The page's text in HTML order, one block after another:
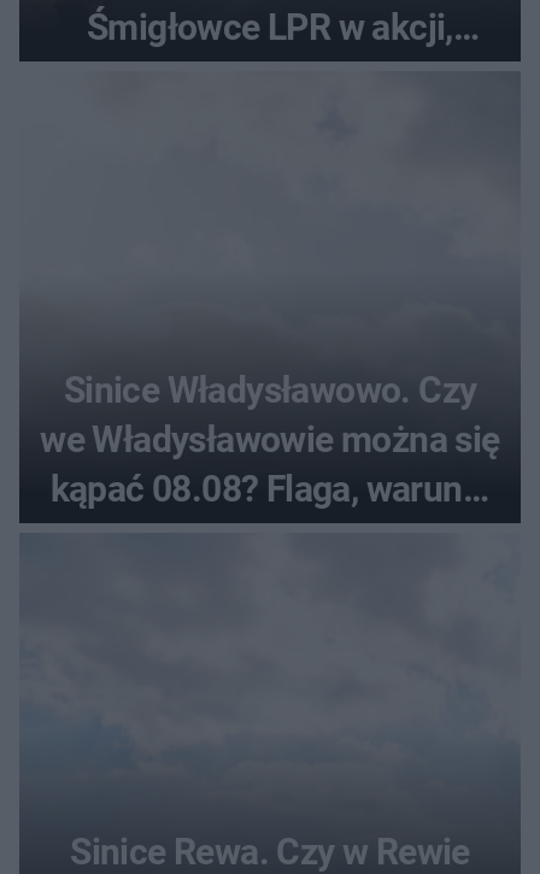
Śmigłowce LPR w akcji,
rannych może być nawet
Sinice Władysławowo. Czy
we Władysławowie można się
kąpać 08.08? Flaga, warunki
pogodowe
Sinice Rewa. Czy w Rewie